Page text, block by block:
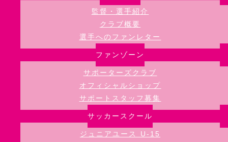
監督・選手紹介
クラブ概要
選手へのファンレター
ファンゾーン
サポーターズクラブ
オフィシャルショップ
サポートスタッフ募集
サッカースクール
ジュニアユース U-15